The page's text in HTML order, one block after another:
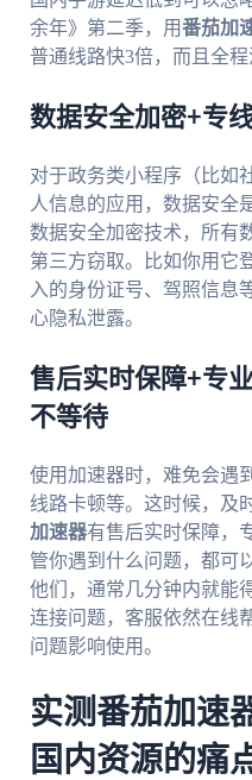
余年》第二季，用番茄加
普通线路快3倍，而且全程
数据安全加密+专
对于政务类小程序（比如
人信息的应用，数据安全
数据安全加密技术，所有
第三方窃取。比如你用它
入的身份证号、驾照信息
心隐私泄露。
售后实时保障+专
不等待
使用加速器时，难免会遇
线路卡顿等。这时候，及
加速器有售后实时保障，
管你遇到什么问题，都可
他们，通常几分钟内就能
连接问题，客服依然在线
问题影响使用。
实测番茄加速
国内资源的痛